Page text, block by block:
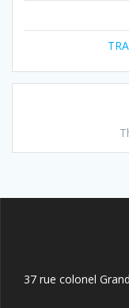
37 rue colonel